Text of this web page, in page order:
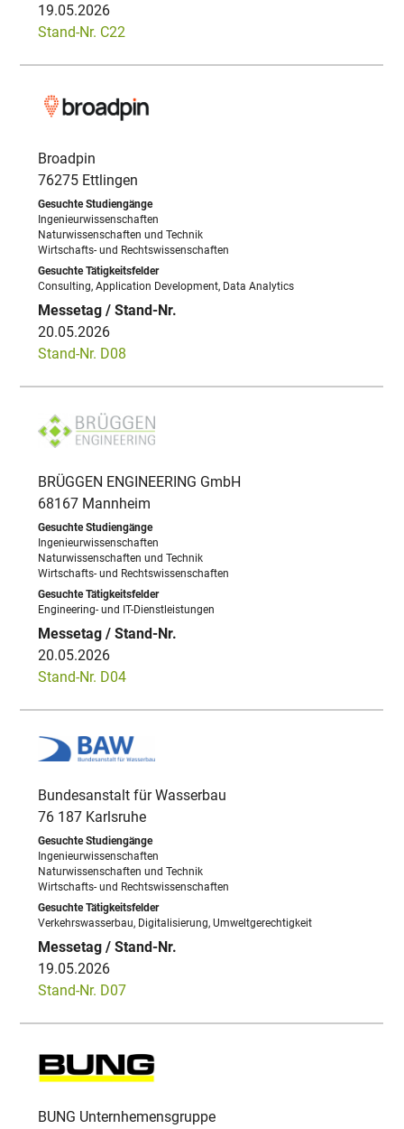
19.05.2026
Stand-Nr. C22
Broadpin
76275 Ettlingen
Ingenieurwissenschaften
Naturwissenschaften und Technik
Wirtschafts- und Rechtswissenschaften
Consulting, Application Development, Data Analytics
20.05.2026
Stand-Nr. D08
BRÜGGEN ENGINEERING GmbH
68167 Mannheim
Ingenieurwissenschaften
Naturwissenschaften und Technik
Wirtschafts- und Rechtswissenschaften
Engineering- und IT-Dienstleistungen
20.05.2026
Stand-Nr. D04
Bundesanstalt für Wasserbau
76 187 Karlsruhe
Ingenieurwissenschaften
Naturwissenschaften und Technik
Wirtschafts- und Rechtswissenschaften
Verkehrswasserbau, Digitalisierung, Umweltgerechtigkeit
19.05.2026
Stand-Nr. D07
BUNG Unternhemensgruppe